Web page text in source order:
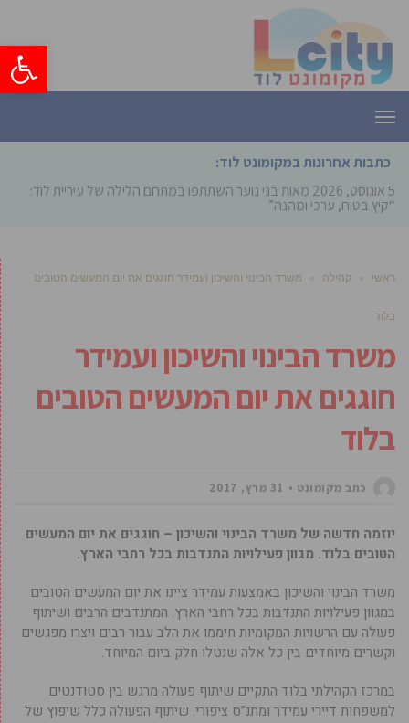
פתח
תפריט
כתבות אחרונות במקומונט לוד:
5 אוגוסט, 2026
מאות בני נוער השתתפו במתחם הלילה של עיריית לוד:
“קיץ בטוח, ערכי ומהנה”
ראשי » קהילה » משרד הבינוי והשיכון ועמידר חוגגים את יום המעשים הטובים
בלוד
משרד הבינוי והשיכון ועמידר
חוגגים את יום המעשים הטובים
בלוד
כתב מקומונט 31 מרץ, 2017
יוזמה חדשה של משרד הבינוי והשיכון – חוגגים את יום המעשים
הטובים בלוד. מגוון פעילויות התנדבות בכל רחבי הארץ.
משרד הבינוי והשיכון באמצעות עמידר ציינו את יום המעשים הטובים
במגוון פעילויות התנדבות בכל רחבי הארץ. המתנדבים הרבים ושיתוף
פעולה עם הרשויות המקומיות חיממו את הלב עבור רבים ויצרו מפגשים
וקשרים מיוחדים בין כל אלה שנטלו חלק ביום המיוחד.
במרכז הקהילתי בלוד התקיים שיתוף פעולה מרגש בין סטודנטים
למשפחות דיירי עמידר ומתנ”ס ציפורי. שיתוף הפעולה כלל שיפוץ של